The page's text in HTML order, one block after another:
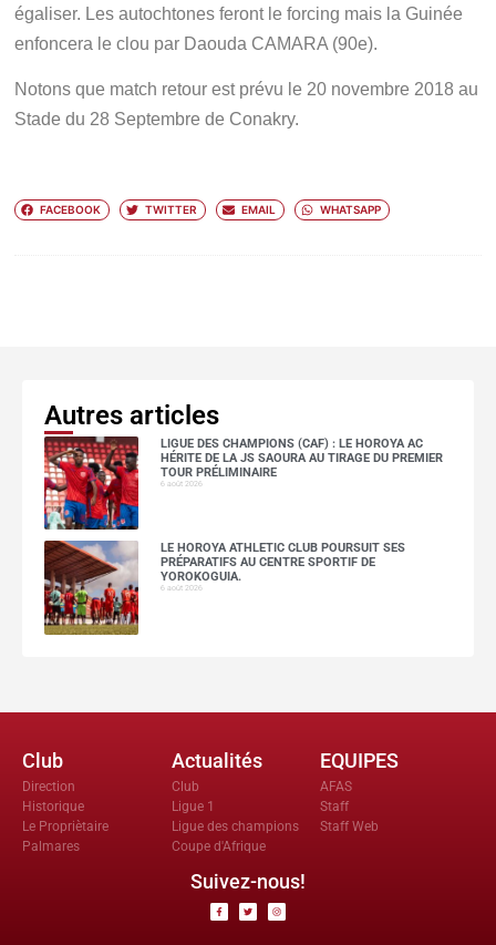
égaliser. Les autochtones feront le forcing mais la Guinée
enfoncera le clou par Daouda CAMARA (90e).
Notons que match retour est prévu le 20 novembre 2018 au
Stade du 28 Septembre de Conakry.
FACEBOOK TWITTER EMAIL WHATSAPP
Autres articles
LIGUE DES CHAMPIONS (CAF) : LE HOROYA AC
HÉRITE DE LA JS SAOURA AU TIRAGE DU PREMIER
TOUR PRÉLIMINAIRE
6 août 2026
LE HOROYA ATHLETIC CLUB POURSUIT SES
PRÉPARATIFS AU CENTRE SPORTIF DE
YOROKOGUIA.
6 août 2026
Club
Direction
Historique
Le Propriètaire
Palmares
Actualités
Club
Ligue 1
Ligue des champions
Coupe d'Afrique
EQUIPES
AFAS
Staff
Staff Web
Suivez-nous!